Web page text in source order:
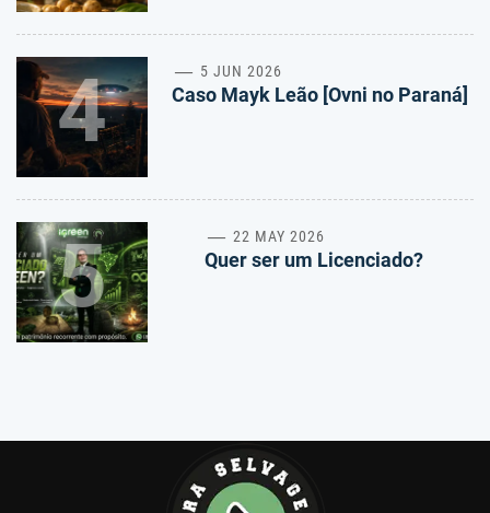
4 5 JUN 2026
Caso Mayk Leão [Ovni no Paraná]
5 22 MAY 2026
Quer ser um Licenciado?